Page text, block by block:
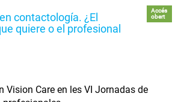
contactología. ¿El
quiere o el profesional
Accés
obert
Vision Care en les VI Jornadas de